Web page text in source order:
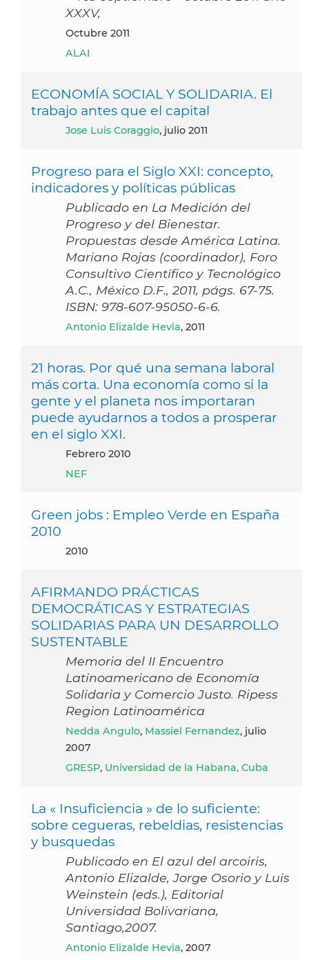
XXXV,
octubre 2011
ALAI
ECONOMÍA SOCIAL Y SOLIDARIA. El
trabajo antes que el capital
Jose Luis Coraggio, julio 2011
Progreso para el Siglo XXI: concepto,
indicadores y políticas públicas
Publicado en La Medición del
Progreso y del Bienestar.
Propuestas desde América Latina.
Mariano Rojas (coordinador), Foro
Consultivo Científico y Tecnológico
A.C., México D.F., 2011, págs. 67-75.
ISBN: 978-607-95050-6-6.
Antonio Elizalde Hevia, 2011
21 horas. Por qué una semana laboral
más corta. Una economía como si la
gente y el planeta nos importaran
puede ayudarnos a todos a prosperar
en el siglo XXI.
febrero 2010
NEF
Green jobs : Empleo Verde en España
2010
2010
AFIRMANDO PRÁCTICAS
DEMOCRÁTICAS Y ESTRATEGIAS
SOLIDARIAS PARA UN DESARROLLO
SUSTENTABLE
Memoria del II Encuentro
Latinoamericano de Economía
Solidaria y Comercio Justo. Ripess
Region Latinoamérica
Nedda Angulo, Massiel Fernandez, julio
2007
GRESP, Universidad de la Habana, Cuba
La « Insuficiencia » de lo suficiente:
sobre cegueras, rebeldias, resistencias
y busquedas
Publicado en El azul del arcoiris,
Antonio Elizalde, Jorge Osorio y Luis
Weinstein (eds.), Editorial
Universidad Bolivariana,
Santiago,2007.
Antonio Elizalde Hevia, 2007